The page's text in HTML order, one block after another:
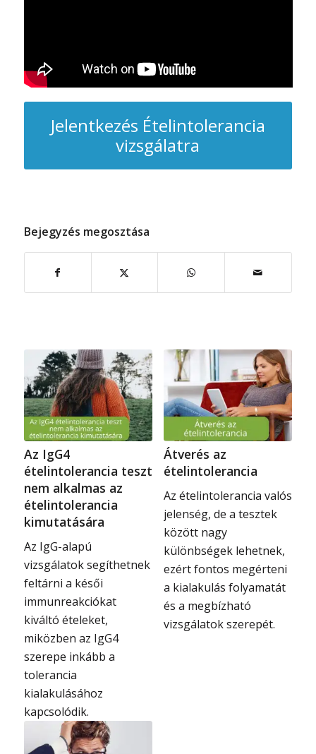
Jelentkezés Ételintolerancia
vizsgálatra
Bejegyzés megosztása
Az IgG4
ételintolerancia teszt
nem alkalmas az
ételintolerancia
kimutatására
Az IgG-alapú
vizsgálatok segíthetnek
feltárni a késői
immunreakciókat
kiváltó ételeket,
miközben az IgG4
szerepe inkább a
tolerancia
kialakulásához
kapcsolódik.
Átverés az
ételintolerancia
Az ételintolerancia valós
jelenség, de a tesztek
között nagy
különbségek lehetnek,
ezért fontos megérteni
a kialakulás folyamatát
és a megbízható
vizsgálatok szerepét.